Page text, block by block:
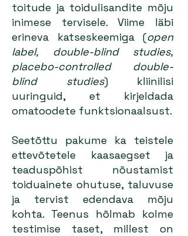
toitude ja toidulisandite mõju
inimese tervisele. Viime läbi
erineva katseskeemiga (open
label, double-blind studies,
placebo-controlled double-
blind studies) kliinilisi
uuringuid, et kirjeldada
omatoodete funktsionaalsust.
Seetõttu pakume ka teistele
ettevõtetele kaasaegset ja
teaduspõhist nõustamist
toiduainete ohutuse, taluvuse
ja tervist edendava mõju
kohta. Teenus hõlmab kolme
testimise taset, millest on